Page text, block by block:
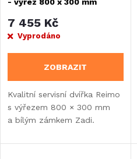
r
o
d
u
k
p
r
d
u
7 455 Kč
Vyprodáno
ZOBRAZIT
Kvalitní servisní dvířka Reimo
s výřezem 800 × 300 mm
a bílým zámkem Zadi.
s pravými panty. Obsahuje